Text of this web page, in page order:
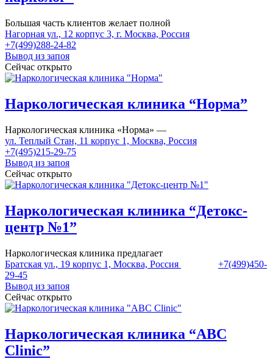
Большая часть клиентов желает полной
Нагорная ул., 12 корпус 3, г. Москва, Россия
+7(499)288-24-82
Вывод из запоя
Сейчас открыто
Наркологическая клиника “Норма”
Наркологическая клиника «Норма» —
ул. Теплый Стан, 11 корпус 1, Москва, Россия
+7(495)215-29-75
Вывод из запоя
Сейчас открыто
Наркологическая клиника “Детокс-
центр №1”
Наркологическая клиника предлагает
Братская ул., 19 корпус 1, Москва, Россия
+7(499)450-
29-45
Вывод из запоя
Сейчас открыто
Наркологическая клиника “ABC
Clinic”